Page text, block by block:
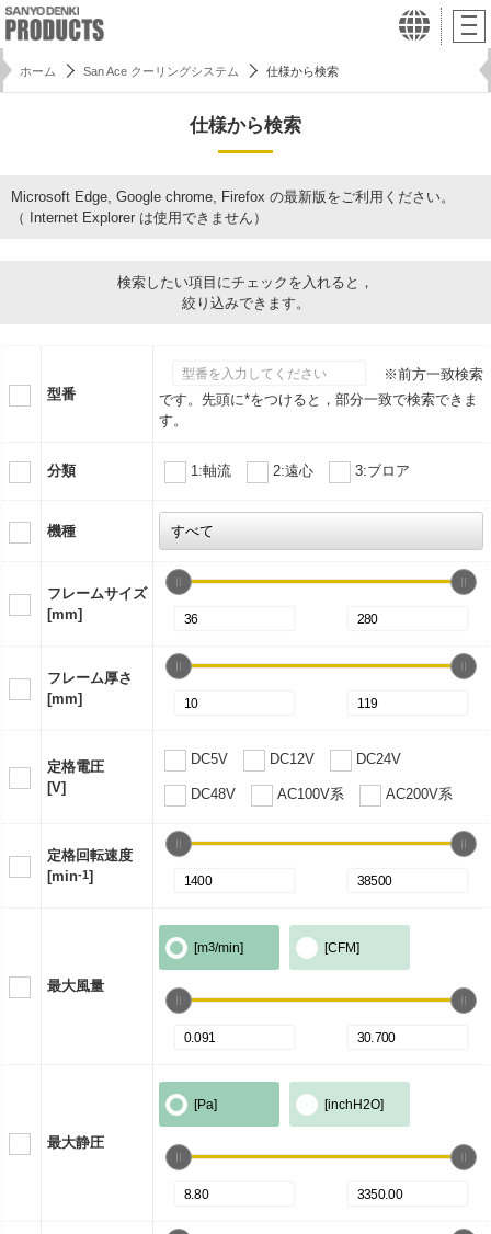
ホーム San Ace クーリングシステム 仕様から検索
仕様から検索
Microsoft Edge, Google chrome, Firefox の最新版をご利用ください。
（ Internet Explorer は使用できません）
検索したい項目にチェックを入れると，
絞り込みできます。
型番
※前方一致検索
です。先頭に*をつけると，部分一致で検索できま
す。
分類 1:軸流 2:遠心 3:ブロア
機種
フレームサイズ
[mm]
フレーム厚さ
[mm]
定格電圧
[V]
DC5V DC12V DC24V
DC48V AC100V系 AC200V系
定格回転速度
[min-1]
最大風量
[m3/min] [CFM]
最大静圧
[Pa] [inchH2O]